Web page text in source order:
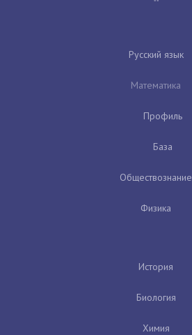
Русский язык
Математика
Профиль
База
Обществознание
Физика
История
Биология
Химия